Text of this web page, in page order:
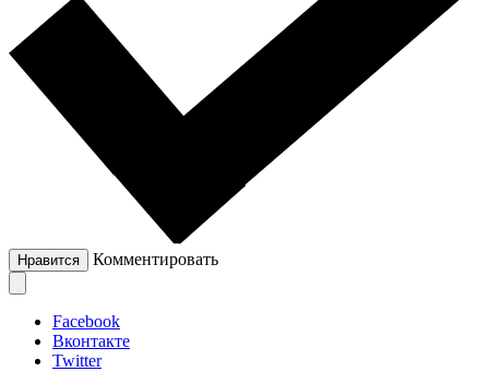
Нравится Комментировать
Facebook
Вконтакте
Twitter